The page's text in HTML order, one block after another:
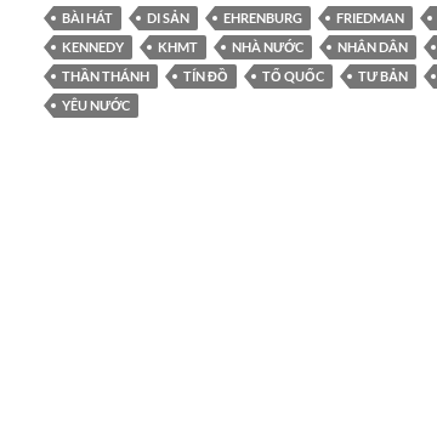
BÀI HÁT DI SẢN EHRENBURG FRIEDMAN
KENNEDY
KHMT NHÀ NƯỚC NHÂN DÂN
THẦN THÁNH
TÍN ĐỒ TỔ QUỐC TƯ BẢN
YÊU NƯỚC